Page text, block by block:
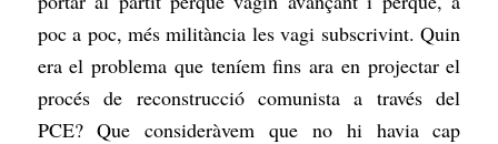
poc a poc, més militància les vagi subscrivint. Quin
era el problema que teníem fins ara en projectar el
procés de reconstrucció comunista a través del
PCE? Que consideràvem que no hi havia cap